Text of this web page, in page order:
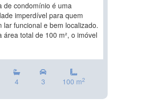
de condomínio é uma
imperdível para quem
lar funcional e bem localizado.
área total de 100 m², o imóvel
4 3 100 m2